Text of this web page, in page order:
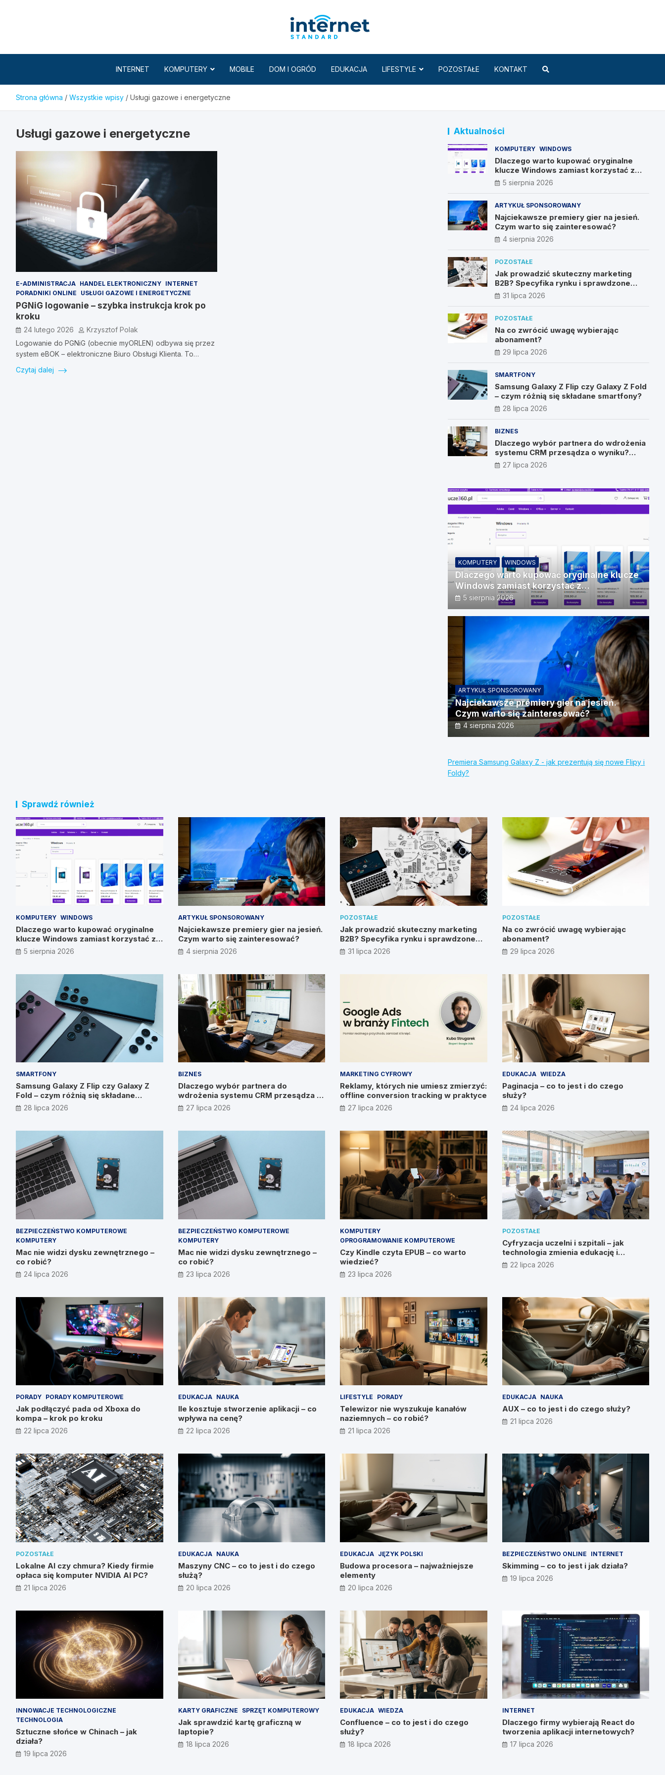
INTERNET KOMPUTERY MOBILE DOM I OGRÓD EDUKACJA LIFESTYLE POZOSTAŁE KONTAKT
Strona główna Wszystkie wpisy Usługi gazowe i energetyczne
Usługi gazowe i energetyczne
E-ADMINISTRACJA HANDEL ELEKTRONICZNY INTERNET
PORADNIKI ONLINE
USŁUGI GAZOWE I ENERGETYCZNE
PGNiG logowanie – szybka instrukcja krok po
kroku
24 lutego 2026
Krzysztof Polak
Logowanie do PGNiG (obecnie myORLEN) odbywa się przez
system eBOK – elektroniczne Biuro Obsługi Klienta. To…
Czytaj dalej
Aktualności
KOMPUTERY WINDOWS
Dlaczego warto kupować oryginalne
klucze Windows zamiast korzystać z
nieautoryzowanych źródeł?
5 sierpnia 2026
ARTYKUŁ SPONSOROWANY
Najciekawsze premiery gier na jesień.
Czym warto się zainteresować?
4 sierpnia 2026
POZOSTAŁE
Jak prowadzić skuteczny marketing
B2B? Specyfika rynku i sprawdzone
metody
31 lipca 2026
POZOSTAŁE
Na co zwrócić uwagę wybierając
abonament?
29 lipca 2026
SMARTFONY
Samsung Galaxy Z Flip czy Galaxy Z Fold
– czym różnią się składane smartfony?
28 lipca 2026
BIZNES
Dlaczego wybór partnera do wdrożenia
systemu CRM przesądza o wyniku?
Wywiad z Pawłem Prymakowskim, CEO
IT Vision
27 lipca 2026
KOMPUTERY WINDOWS
Dlaczego warto kupować oryginalne klucze
Windows zamiast korzystać z
nieautoryzowanych źródeł?
5 sierpnia 2026
ARTYKUŁ SPONSOROWANY
Najciekawsze premiery gier na jesień.
Czym warto się zainteresować?
4 sierpnia 2026
Premiera Samsung Galaxy Z - jak prezentują się nowe Flipy i
Foldy?
Sprawdź również
KOMPUTERY WINDOWS
Dlaczego warto kupować oryginalne
klucze Windows zamiast korzystać z
nieautoryzowanych źródeł?
5 sierpnia 2026
ARTYKUŁ SPONSOROWANY
Najciekawsze premiery gier na jesień.
Czym warto się zainteresować?
4 sierpnia 2026
POZOSTAŁE
Jak prowadzić skuteczny marketing
B2B? Specyfika rynku i sprawdzone
metody
31 lipca 2026
POZOSTAŁE
Na co zwrócić uwagę wybierając
abonament?
29 lipca 2026
SMARTFONY
Samsung Galaxy Z Flip czy Galaxy Z
Fold – czym różnią się składane
smartfony?
28 lipca 2026
BIZNES
Dlaczego wybór partnera do
wdrożenia systemu CRM przesądza o
wyniku? Wywiad z Pawłem
Prymakowskim, CEO IT Vision
27 lipca 2026
MARKETING CYFROWY
Reklamy, których nie umiesz zmierzyć:
offline conversion tracking w praktyce
27 lipca 2026
EDUKACJA WIEDZA
Paginacja – co to jest i do czego
służy?
24 lipca 2026
BEZPIECZEŃSTWO KOMPUTEROWE
KOMPUTERY
Mac nie widzi dysku zewnętrznego –
co robić?
24 lipca 2026
BEZPIECZEŃSTWO KOMPUTEROWE
KOMPUTERY
Mac nie widzi dysku zewnętrznego –
co robić?
23 lipca 2026
KOMPUTERY
OPROGRAMOWANIE KOMPUTEROWE
Czy Kindle czyta EPUB – co warto
wiedzieć?
23 lipca 2026
POZOSTAŁE
Cyfryzacja uczelni i szpitali – jak
technologia zmienia edukację i
zdrowie?
22 lipca 2026
PORADY PORADY KOMPUTEROWE
Jak podłączyć pada od Xboxa do
kompa – krok po kroku
22 lipca 2026
EDUKACJA NAUKA
Ile kosztuje stworzenie aplikacji – co
wpływa na cenę?
22 lipca 2026
LIFESTYLE PORADY
Telewizor nie wyszukuje kanałów
naziemnych – co robić?
21 lipca 2026
EDUKACJA NAUKA
AUX – co to jest i do czego służy?
21 lipca 2026
POZOSTAŁE
Lokalne AI czy chmura? Kiedy firmie
opłaca się komputer NVIDIA AI PC?
21 lipca 2026
EDUKACJA NAUKA
Maszyny CNC – co to jest i do czego
służą?
20 lipca 2026
EDUKACJA JĘZYK POLSKI
Budowa procesora – najważniejsze
elementy
20 lipca 2026
BEZPIECZEŃSTWO ONLINE INTERNET
Skimming – co to jest i jak działa?
19 lipca 2026
INNOWACJE TECHNOLOGICZNE
TECHNOLOGIA
Sztuczne słońce w Chinach – jak
działa?
19 lipca 2026
KARTY GRAFICZNE SPRZĘT KOMPUTEROWY
Jak sprawdzić kartę graficzną w
laptopie?
18 lipca 2026
EDUKACJA WIEDZA
Confluence – co to jest i do czego
służy?
18 lipca 2026
INTERNET
Dlaczego firmy wybierają React do
tworzenia aplikacji internetowych?
17 lipca 2026